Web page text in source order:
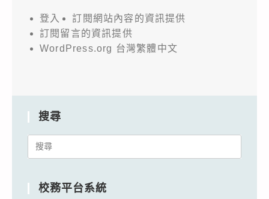
登入
訂閱網站內容的資訊提供
訂閱留言的資訊提供
WordPress.org 台灣繁體中文
搜尋
Search
校務平台系統